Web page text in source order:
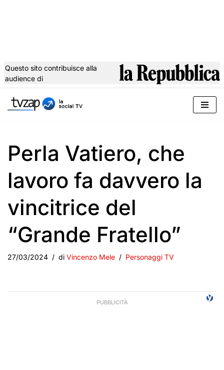
al
Questo sito contribuisce alla
audience di
Perla Vatiero, che
lavoro fa davvero la
vincitrice del
“Grande Fratello”
27/03/2024 di Vincenzo Mele Personaggi TV